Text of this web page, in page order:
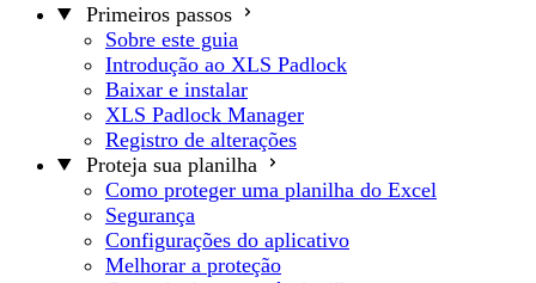
Primeiros passos
Sobre este guia
Introdução ao XLS Padlock
Baixar e instalar
XLS Padlock Manager
Registro de alterações
Proteja sua planilha
Como proteger uma planilha do Excel
Segurança
Configurações do aplicativo
Melhorar a proteção